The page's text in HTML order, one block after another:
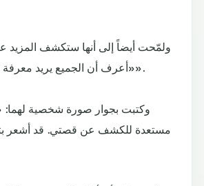
ولمّحت أيضاً إلى أنها ستكشف المزيد
«أعرف أن الجميع يريد معرفة حقيقة ما حدث لنا».
وكتبت بجوار صورة شخصية لهما:
مستعدة للكشف عن قصتي. قد أشعر